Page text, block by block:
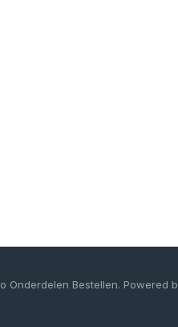
Onderdelen Bestellen. Powered